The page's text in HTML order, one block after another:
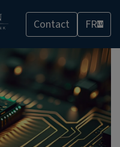
Contact FRLU